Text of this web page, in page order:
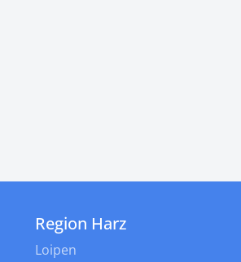
Region Harz
Loipen